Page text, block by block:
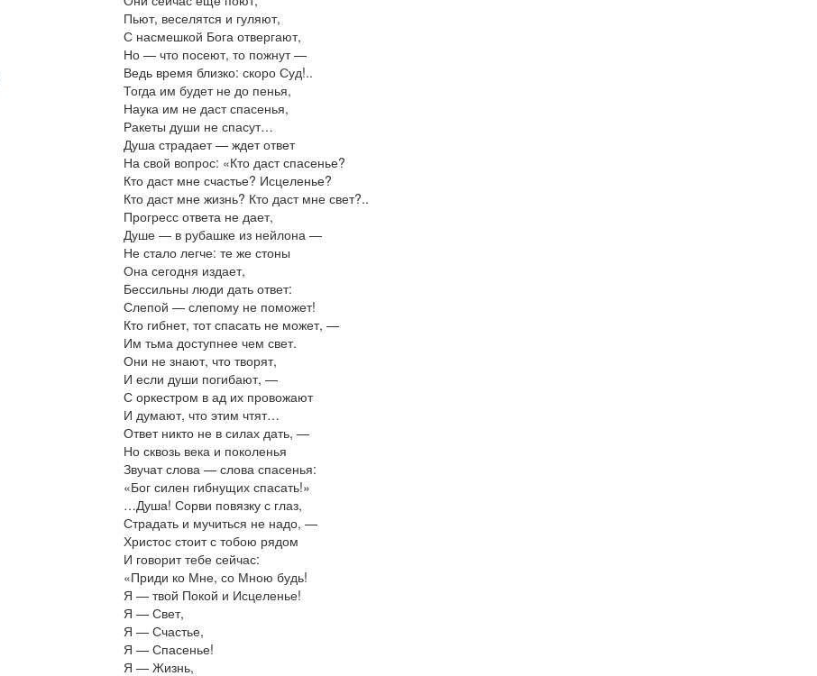
Пьют, веселятся и гуляют,
С насмешкой Бога отвергают,
Но — что посеют, то пожнут —
Ведь время близко: скоро Суд!..
Тогда им будет не до пенья,
Наука им не даст спасенья,
Ракеты души не спасут…
Душа страдает — ждет ответ
На свой вопрос: «Кто даст спасенье?
Кто даст мне счастье? Исцеленье?
Кто даст мне жизнь? Кто даст мне свет?..
Прогресс ответа не дает,
Душе — в рубашке из нейлона —
Не стало легче: те же стоны
Она сегодня издает,
Бессильны люди дать ответ:
Слепой — слепому не поможет!
Кто гибнет, тот спасать не может, —
Им тьма доступнее чем свет.
Они не знают, что творят,
И если души погибают, —
С оркестром в ад их провожают
И думают, что этим чтят…
Ответ никто не в силах дать, —
Но сквозь века и поколенья
Звучат слова — слова спасенья:
«Бог силен гибнущих спасать!»
…Душа! Сорви повязку с глаз,
Страдать и мучиться не надо, —
Христос стоит с тобою рядом
И говорит тебе сейчас:
«Приди ко Мне, со Мною будь!
Я — твой Покой и Исцеленье!
Я — Свет,
Я — Счастье,
Я — Спасенье!
Я — Жизнь,